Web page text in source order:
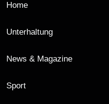
Home
Unterhaltung
News & Magazine
Sport